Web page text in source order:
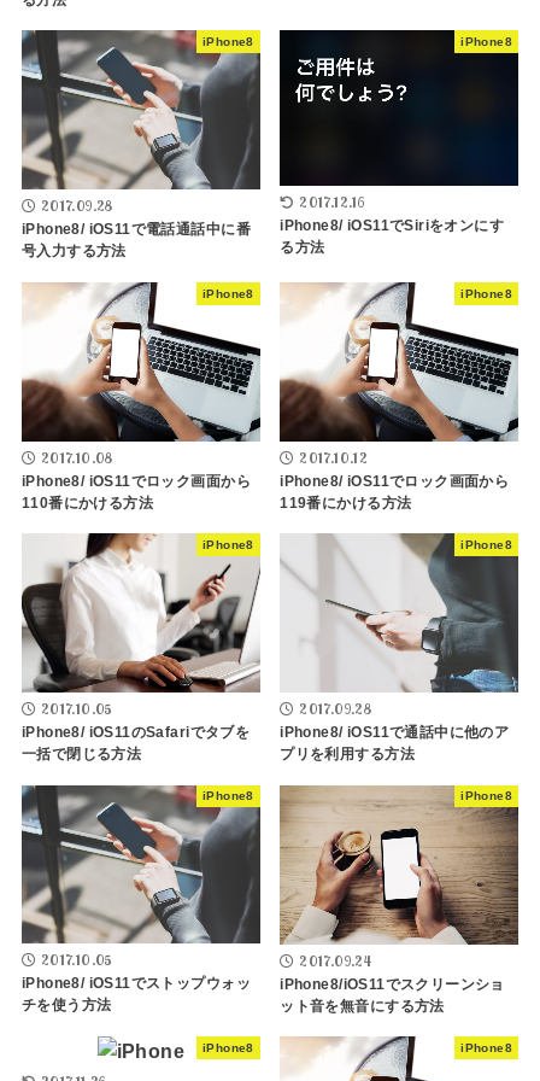
iPhone8
2017.09.28
iPhone8/ iOS11で電話通話中に番
号入力する方法
iPhone8
2017.12.16
iPhone8/ iOS11でSiriをオンにす
る方法
iPhone8
2017.10.08
iPhone8/ iOS11でロック画面から
110番にかける方法
iPhone8
2017.10.12
iPhone8/ iOS11でロック画面から
119番にかける方法
iPhone8
2017.10.05
iPhone8/ iOS11のSafariでタブを
一括で閉じる方法
iPhone8
2017.09.28
iPhone8/ iOS11で通話中に他のア
プリを利用する方法
iPhone8
2017.10.05
iPhone8/ iOS11でストップウォッ
チを使う方法
iPhone8
2017.09.24
iPhone8/iOS11でスクリーンショ
ット音を無音にする方法
iPhone8 iPhone8